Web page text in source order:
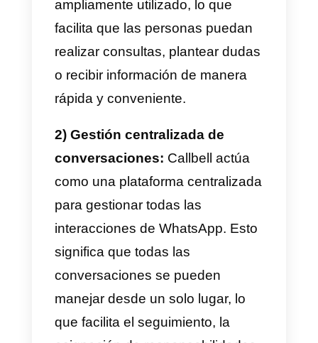
accesible:WhatsApp y Callbell
permiten establecer una
estudiantes, padres de familia u
otros miembros de la
comunidad.
2) Gestión centralizada de
conversaciones:Callbell actúa
como una plataforma
para gestionar todas las